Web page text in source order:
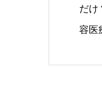
だけ
容医